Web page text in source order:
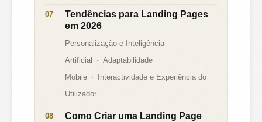
Tendências para Landing Pages
em 2026
Personalização e Inteligência
Artificial
Adaptabilidade
Mobile
Interactividade e Experiência do
Utilizador
Como Criar uma Landing Page